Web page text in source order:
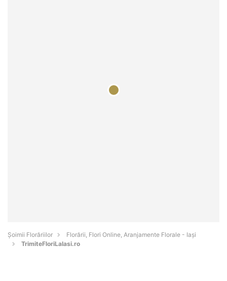
Șoimii Florăriilor
Florării, Flori Online, Aranjamente Florale - Iaşi
TrimiteFloriLaIasi.ro